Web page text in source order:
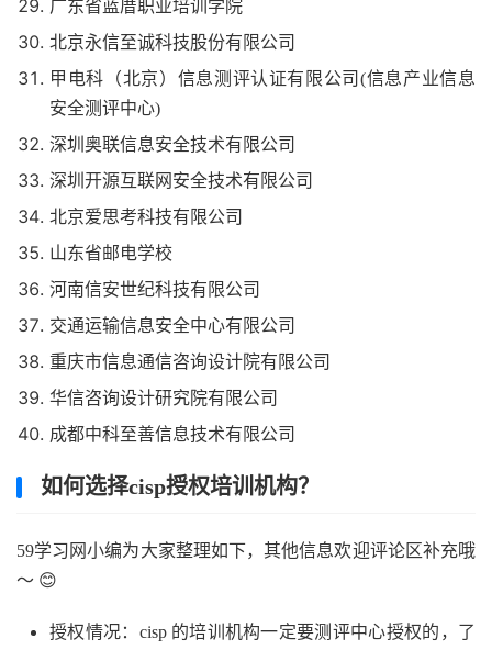
广东省蓝厝职业培训学院
北京永信至诚科技股份有限公司
甲电科（北京）信息测评认证有限公司(信息产业信息
安全测评中心)
深圳奥联信息安全技术有限公司
深圳开源互联网安全技术有限公司
北京爱思考科技有限公司
山东省邮电学校
河南信安世纪科技有限公司
交通运输信息安全中心有限公司
重庆市信息通信咨询设计院有限公司
华信咨询设计研究院有限公司
成都中科至善信息技术有限公司
如何选择cisp授权培训机构？
59学习网小编为大家整理如下，其他信息欢迎评论区补充哦
～ 😊
授权情况：cisp 的培训机构一定要测评中心授权的，了